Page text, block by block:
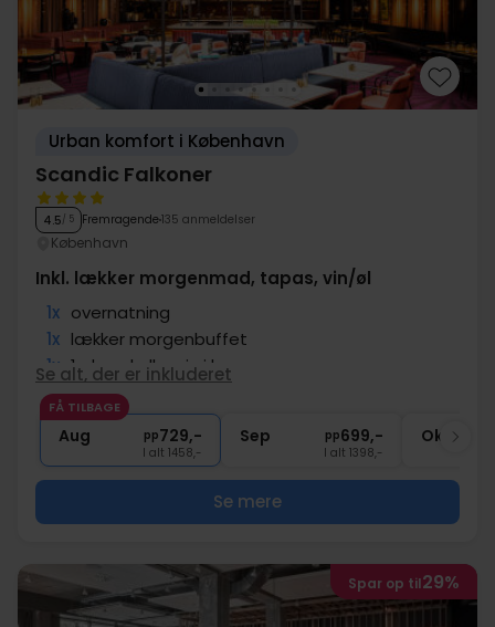
Urban komfort i København
Scandic Falkoner
4.5/ 5 Fremragende135 anmeldelser
København
Inkl. lækker morgenmad, tapas, vin/øl
1x overnatning
1x lækker morgenbuffet
1x 1 glas øl eller vin i baren
1x Tapas
1x kaffe to go
Se alt, der er inkluderet
FÅ TILBAGE
Aug pp729,-
I alt 1458,-
Sep pp699,-
I alt 1398,-
Okt
Se mere
Spar op til29%